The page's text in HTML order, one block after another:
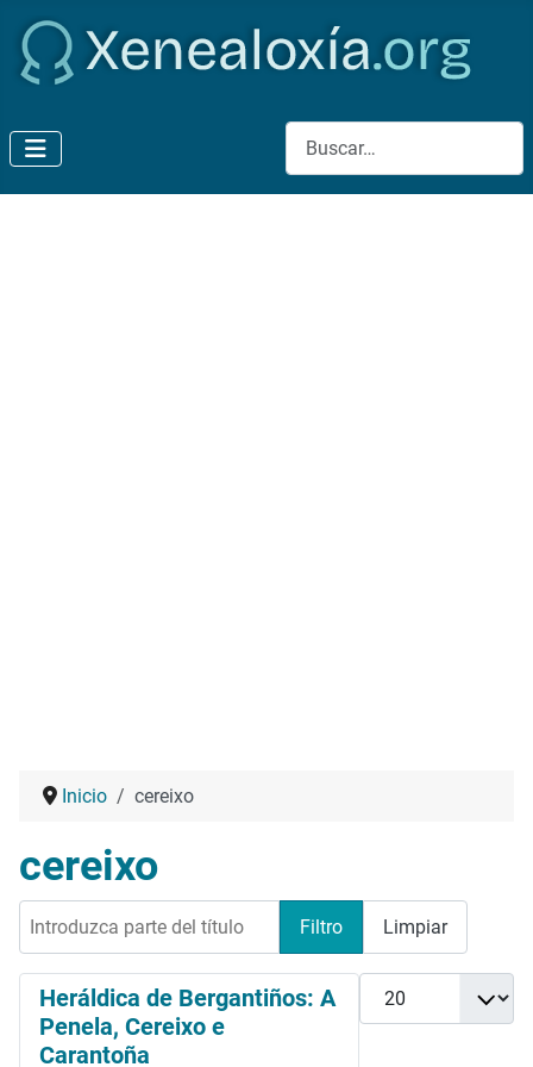
Buscar
Inicio cereixo
cereixo
Introduzca parte del título
Filtro Limpiar
Cantidad
Heráldica de Bergantiños: A
Penela, Cereixo e
Carantoña